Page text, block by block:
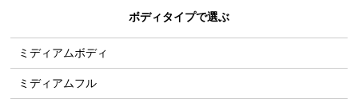
ボディタイプで選ぶ
ミディアムボディ
ミディアムフル